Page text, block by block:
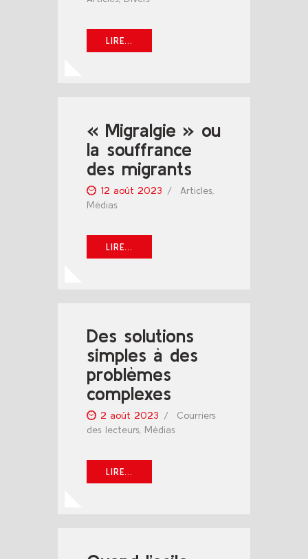
LIRE...
« Migralgie » ou
la souffrance
des migrants
12 août 2023 Articles
Médias
LIRE...
Des solutions
simples à des
problèmes
complexes
2 août 2023
Courriers
des lecteurs, Médias
LIRE...